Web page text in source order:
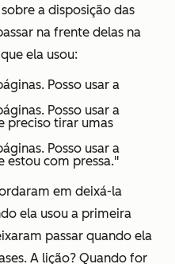
a disposição das
na frente delas na
ela usou:
Posso usar a
Posso usar a
preciso tirar umas
Posso usar a
estou com pressa."
em deixá-la
ela usou a primeira
passar quando ela
A lição? Quando for